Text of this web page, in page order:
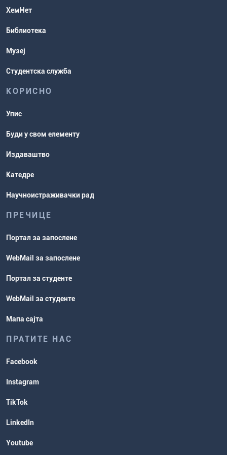
рокови
ХемНет
Библиотека
Музеј
Студентска служба
КОРИСНО
Упис
Буди у свом елементу
Издаваштво
Катедре
Научноистраживачки рад
ПРЕЧИЦЕ
Портал за запослене
WebMail за запослене
Портал за студенте
WebMail за студенте
Мапа сајта
ПРАТИТЕ НАС
Facebook
Instagram
TikTok
LinkedIn
Youtube